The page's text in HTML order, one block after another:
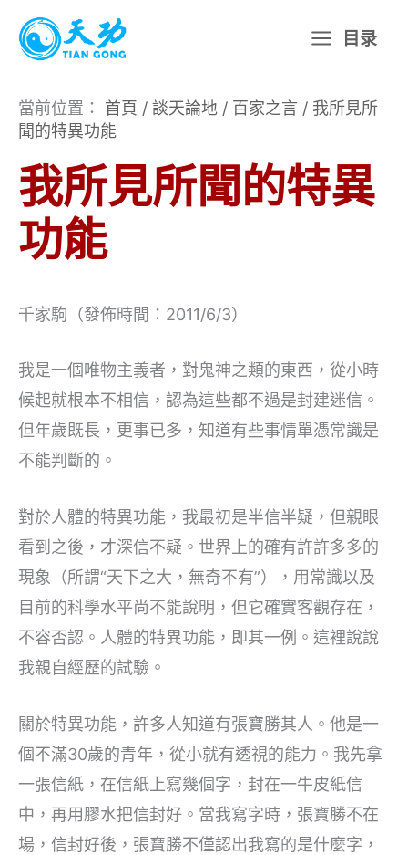
主
目录
當前位置： 首頁 / 談天論地 / 百家之言 / 我所見所
聞的特異功能
我所見所聞的特異
功能
千家駒（發佈時間：2011/6/3）
我是一個唯物主義者，對鬼神之類的東西，從小時
候起就根本不相信，認為這些都不過是封建迷信。
但年歲既長，更事已多，知道有些事情單憑常識是
不能判斷的。
對於人體的特異功能，我最初是半信半疑，但親眼
看到之後，才深信不疑。世界上的確有許許多多的
現象（所謂“天下之大，無奇不有”），用常識以及
目前的科學水平尚不能說明，但它確實客觀存在，
不容否認。人體的特異功能，即其一例。這裡說說
我親自經歷的試驗。
關於特異功能，許多人知道有張寶勝其人。他是一
個不滿30歲的青年，從小就有透視的能力。我先拿
一張信紙，在信紙上寫幾個字，封在一牛皮紙信
中，再用膠水把信封好。當我寫字時，張寶勝不在
場，信封好後，張寶勝不僅認出我寫的是什麼字，